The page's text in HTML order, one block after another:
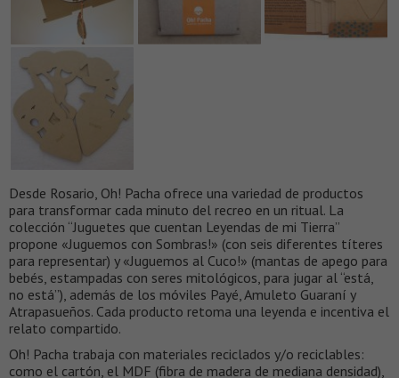
Desde Rosario, Oh! Pacha ofrece una variedad de productos
para transformar cada minuto del recreo en un ritual. La
colección “Juguetes que cuentan Leyendas de mi Tierra”
propone «Juguemos con Sombras!» (con seis diferentes títeres
para representar) y «Juguemos al Cuco!» (mantas de apego para
bebés, estampadas con seres mitológicos, para jugar al “está,
no está”), además de los móviles Payé, Amuleto Guaraní y
Atrapasueños. Cada producto retoma una leyenda e incentiva el
relato compartido.
Oh! Pacha trabaja con materiales reciclados y/o reciclables:
como el cartón, el MDF (fibra de madera de mediana densidad),